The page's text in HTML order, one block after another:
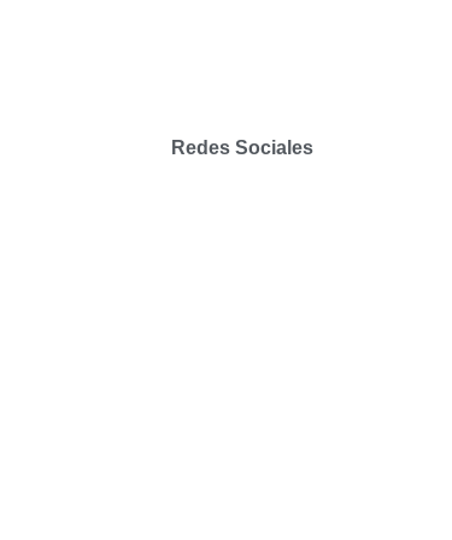
Redes Sociales